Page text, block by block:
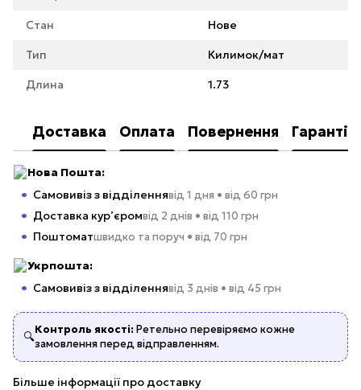
Стан Нове
Тип Килимок/мат
Длина 1.73
Доставка Оплата Повернення Гарантія
Нова Пошта:
Самовивіз з відділеннявід 1 дня • від 60 грн
Доставка кур’єромвід 2 днів • від 110 грн
Поштоматшвидко та поруч • від 70 грн
Укрпошта:
Самовивіз з відділеннявід 3 днів • від 45 грн
🔍
Контроль якості: Ретельно перевіряємо кожне
замовлення перед відправленням.
Більше інформації про доставку